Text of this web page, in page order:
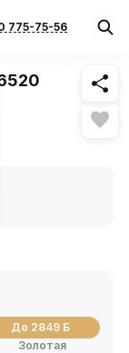
775-75-56Похожие
До 2849 Б
Золотая